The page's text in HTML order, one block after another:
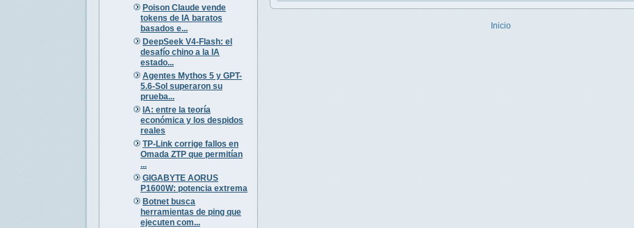
Poison Claude vende
tokens de IA baratos
basados e...
DeepSeek V4-Flash: el
desafío chino a la IA
estado...
Agentes Mythos 5 y GPT-
5.6-Sol superaron su
prueba...
IA: entre la teoría
económica y los despidos
reales
TP-Link corrige fallos en
Omada ZTP que permitían
...
GIGABYTE AORUS
P1600W: potencia extrema
Botnet busca
herramientas de ping que
ejecuten com...
Inicio